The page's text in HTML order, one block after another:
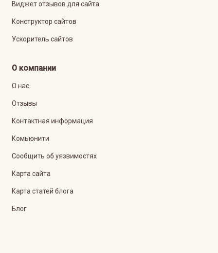
Виджет отзывов для сайта
Конструктор сайтов
Ускоритель сайтов
О компании
О нас
Отзывы
Контактная информация
Комьюнити
Сообщить об уязвимостях
Карта сайта
Карта статей блога
Блог